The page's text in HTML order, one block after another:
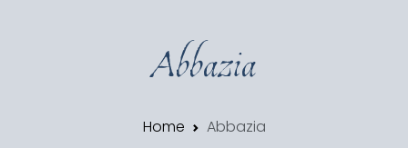
Abbazia
Home Abbazia